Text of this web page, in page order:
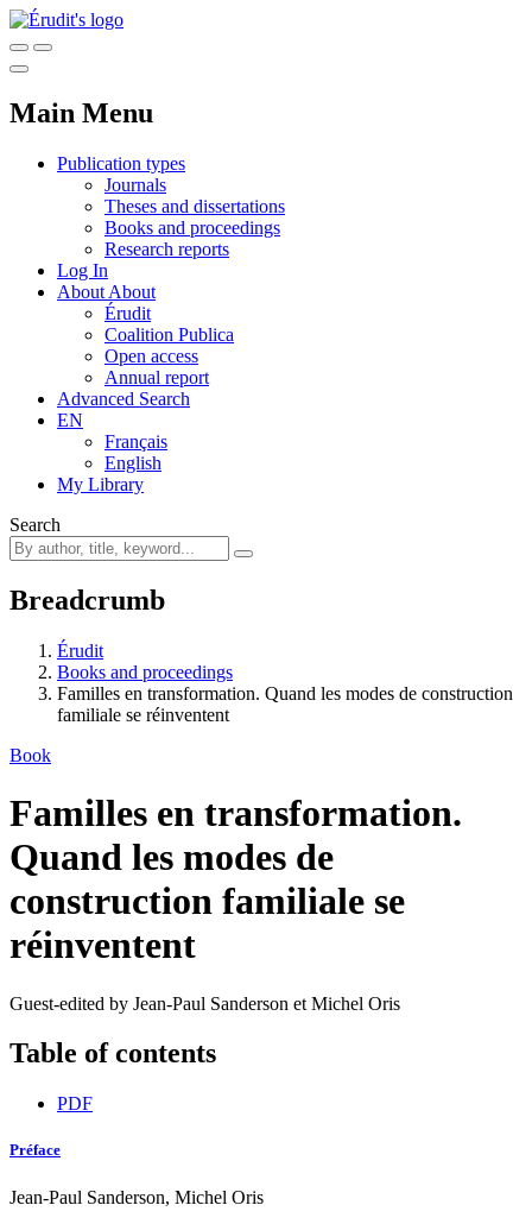
Main Menu
Publication types
Journals
Theses and dissertations
Books and proceedings
Research reports
Log In
About About
Érudit
Coalition Publica
Open access
Annual report
Advanced Search
EN
Français
English
My Library
Search
Breadcrumb
Érudit
Books and proceedings
Familles en transformation. Quand les modes de construction
familiale se réinventent
Book
Familles en transformation.
Quand les modes de
construction familiale se
réinventent
Guest-edited by Jean-Paul Sanderson et Michel Oris
Table of contents
PDF
Préface
Jean-Paul Sanderson, Michel Oris